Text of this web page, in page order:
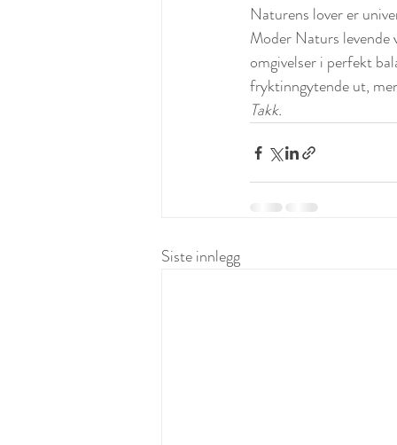
Naturens lover er
Moder Naturs levende
omgivelser i perfekt
fryktinngytende ut,
Takk.
Siste innlegg